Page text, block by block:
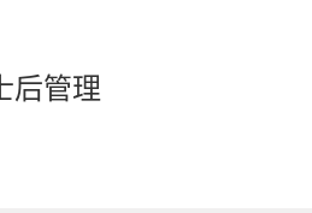
后管理